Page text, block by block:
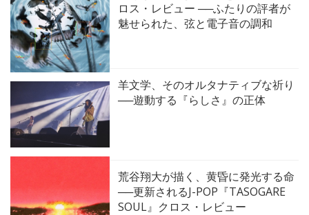
ロス・レビュー ──ふたりの評者が
魅せられた、弦と電子音の調和
羊文学、そのオルタナティブな祈り
──遊動する『らしさ』の正体
荒谷翔大が描く、黄昏に発光する命
──更新されるJ-POP『TASOGARE
SOUL』クロス・レビュー